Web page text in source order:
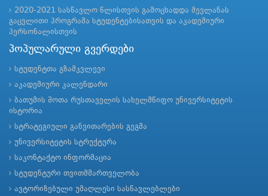
2020-2021 სასწავლო წლისთვის გამოცხადდა მევლანას
გაცვლითი პროგრამა სტუდენტებისათვის და აკადემიური
პერსონალისთვის
პოპულარული გვერდები
სტუდენტთა გზამკვლევი
აკადემიური კალენდარი
ბათუმის შოთა რუსთაველის სახელმწიფო უნივერსიტეტის
ისტორია
სტრატეგიული განვითარების გეგმა
უნივერსიტეტის სტრუქტურა
საკონტაქტო ინფორმაცია
სტუდენტური თვითმმართველობა
ავტორიზებული უმაღლესი სასწავლებლები